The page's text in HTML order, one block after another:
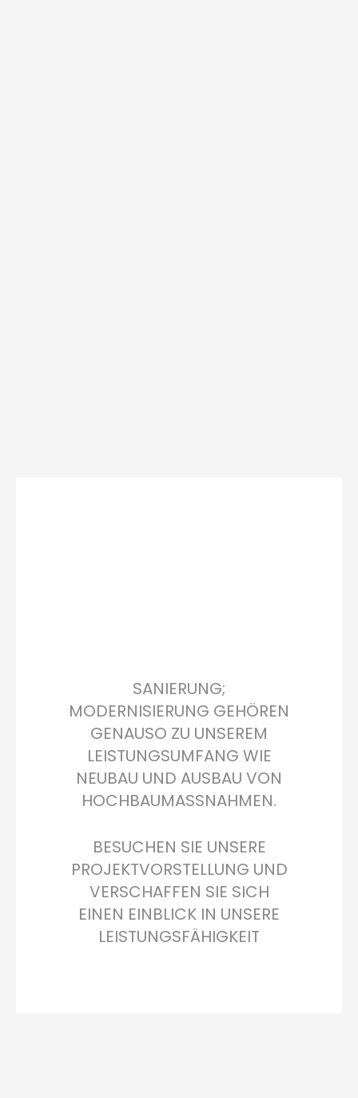
SANIERUNG;
MODERNISIERUNG GEHÖREN
GENAUSO ZU UNSEREM
LEISTUNGSUMFANG WIE
NEUBAU UND AUSBAU VON
HOCHBAUMASSNAHMEN.
BESUCHEN SIE UNSERE
PROJEKTVORSTELLUNG UND
VERSCHAFFEN SIE SICH
EINEN EINBLICK IN UNSERE
LEISTUNGSFÄHIGKEIT